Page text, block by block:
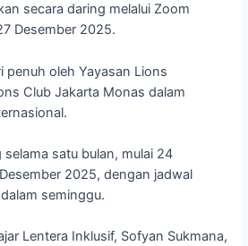
secara daring melalui Zoom
Desember 2025.
penuh oleh Yayasan Lions
Club Jakarta Monas dalam
satu bulan, mulai 24
2025, dengan jadwal
seminggu.
Lentera Inklusif, Sofyan Sukmana,